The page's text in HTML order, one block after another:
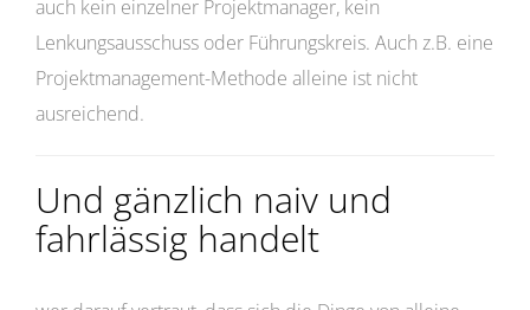
auch kein einzelner Projektmanager, kein
Lenkungsausschuss oder Führungskreis. Auch z.B. eine
Projektmanagement-Methode alleine ist nicht
ausreichend.
Und gänzlich naiv und
fahrlässig handelt